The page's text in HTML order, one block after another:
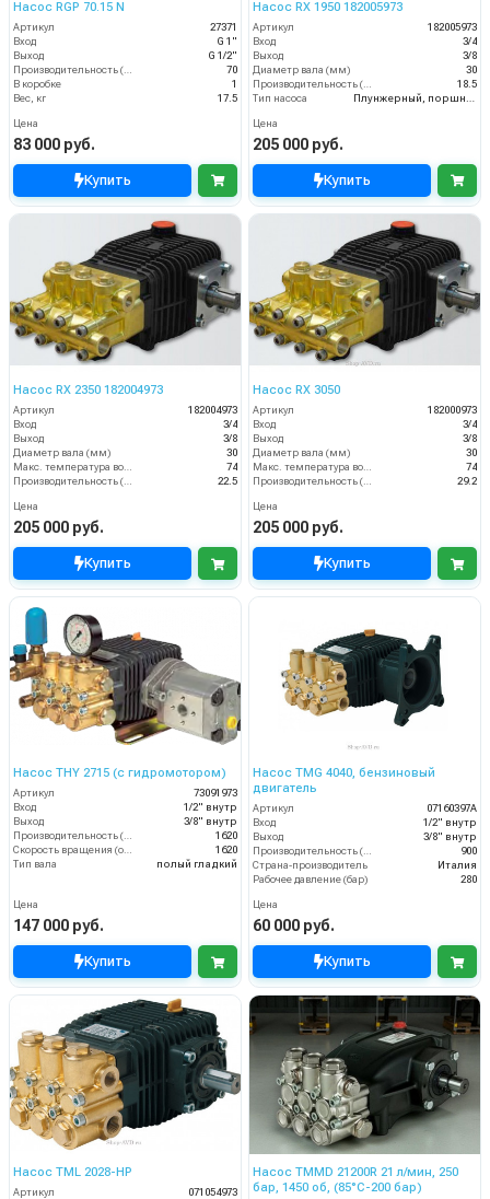
Насос RGP 70.15 N
Артикул
27371
Вход
G 1"
Выход
G 1/2"
70
В коробке
1
Вес, кг
17.5
Цена
83 000 руб.
Купить
Насос RX 1950 182005973
Артикул
182005973
Вход
3/4
Выход
3/8
Диаметр вала (мм)
30
18.5
Тип насоса
Цена
205 000 руб.
Купить
Насос RX 2350 182004973
Артикул
182004973
Вход
3/4
Выход
3/8
Диаметр вала (мм)
30
Макс. температура воды (°C)
74
Производительность (л/мин)
22.5
Цена
205 000 руб.
Купить
Насос RX 3050
Артикул
182000973
Вход
3/4
Выход
3/8
Диаметр вала (мм)
30
Макс. температура воды (°C)
74
Производительность (л/мин)
29.2
Цена
205 000 руб.
Купить
Насос THY 2715 (с гидромотором)
Артикул
73091973
Вход
1/2" внутр
Выход
3/8" внутр
Производительность (л/ч)
1620
Скорость вращения (об/мин)
1620
Тип вала
полый гладкий
Цена
147 000 руб.
Купить
Насос TMG 4040, бензиновый
двигатель
Артикул
07160397A
Вход
1/2" внутр
Выход
3/8" внутр
Производительность (л/ч)
900
Страна-производитель
Италия
Рабочее давление (бар)
280
Цена
60 000 руб.
Купить
Насос TML 2028-НР
Артикул
071054973
Насос TMMD 21200R 21 л/мин, 250
бар, 1450 об, (85°C-200 бар)